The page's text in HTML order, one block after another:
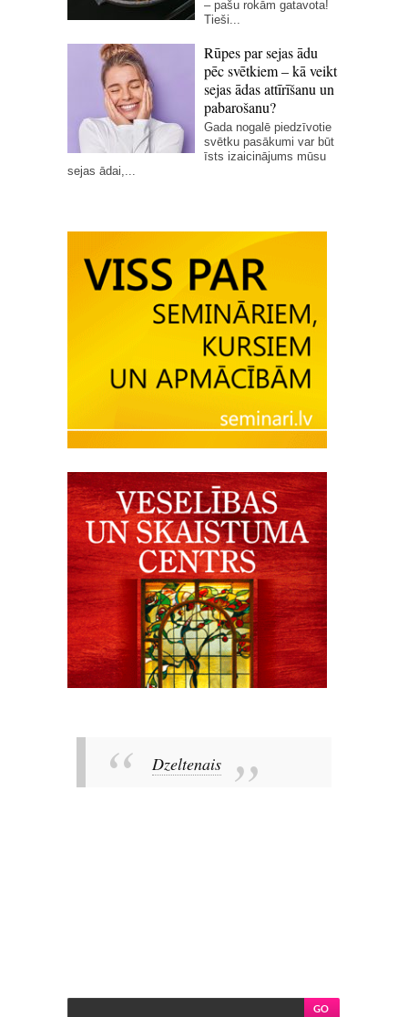
– pašu rokām gatavota!
Tieši...
Rūpes par sejas ādu
pēc svētkiem – kā veikt
sejas ādas attīrīšanu un
pabarošanu?
Gada nogalē piedzīvotie
svētku pasākumi var būt
īsts izaicinājums mūsu
sejas ādai,...
Dzeltenais